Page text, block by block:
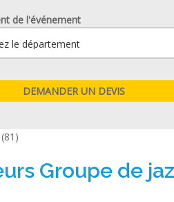
de l'événement
Groupe de